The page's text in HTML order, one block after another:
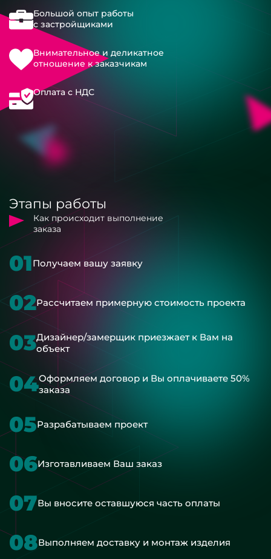
Большой опыт работы
с застройщиками
Внимательное и деликатное
отношение к заказчикам
Оплата с НДС
Этапы работы
Как происходит выполнение
заказа
01Получаем вашу заявку
02Рассчитаем примерную стоимость проекта
03Дизайнер/замерщик приезжает к Вам на
объект
04Оформляем договор и Вы оплачиваете 50%
заказа
05Разрабатываем проект
06Изготавливаем Ваш заказ
07Вы вносите оставшуюся часть оплаты
08Выполняем доставку и монтаж изделия